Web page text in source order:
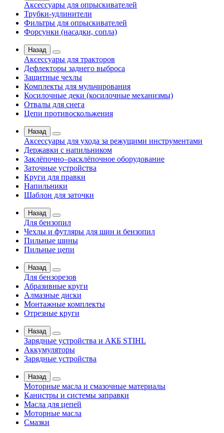
Аксессуары для опрыскивателей
Трубки-удлинители
Фильтры для опрыскивателей
Форсунки (насадки, сопла)
Назад
Аксессуары для тракторов
Дефлекторы заднего выброса
Защитные чехлы
Комплекты для мульчирования
Косилочные деки (косилочные механизмы)
Отвалы для снега
Цепи противоскольжения
Назад
Аксессуары для ухода за режущими инструментами
Державки с напильником
Заклёпочно–расклёпочное оборудование
Заточные устройства
Круги для правки
Напильники
Шаблон для заточки
Назад
Для бензопил
Чехлы и футляры для шин и бензопил
Пильные шины
Пильные цепи
Назад
Для бензорезов
Абразивные круги
Алмазные диски
Монтажные комплекты
Отрезные круги
Назад
Зарядные устройства и АКБ STIHL
Аккумуляторы
Зарядные устройства
Назад
Моторные масла и смазочные материалы
Канистры и системы заправки
Масла для цепей
Моторные масла
Смазки